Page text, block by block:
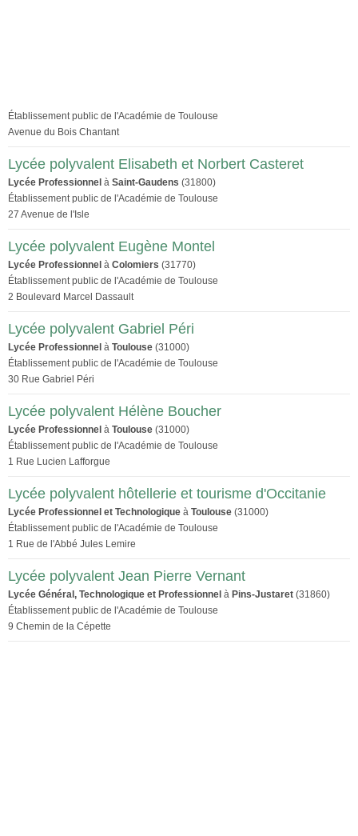
Établissement public de l'Académie de Toulouse
Avenue du Bois Chantant
Lycée polyvalent Elisabeth et Norbert Casteret
Lycée Professionnel à Saint-Gaudens (31800)
Établissement public de l'Académie de Toulouse
27 Avenue de l'Isle
Lycée polyvalent Eugène Montel
Lycée Professionnel à Colomiers (31770)
Établissement public de l'Académie de Toulouse
2 Boulevard Marcel Dassault
Lycée polyvalent Gabriel Péri
Lycée Professionnel à Toulouse (31000)
Établissement public de l'Académie de Toulouse
30 Rue Gabriel Péri
Lycée polyvalent Hélène Boucher
Lycée Professionnel à Toulouse (31000)
Établissement public de l'Académie de Toulouse
1 Rue Lucien Lafforgue
Lycée polyvalent hôtellerie et tourisme d'Occitanie
Lycée Professionnel et Technologique à Toulouse (31000)
Établissement public de l'Académie de Toulouse
1 Rue de l'Abbé Jules Lemire
Lycée polyvalent Jean Pierre Vernant
Lycée Général, Technologique et Professionnel à Pins-Justaret (31860)
Établissement public de l'Académie de Toulouse
9 Chemin de la Cépette